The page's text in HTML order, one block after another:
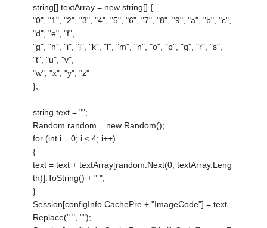
string[] textArray = new string[] {
"0", "1", "2", "3", "4", "5", "6", "7", "8", "9", "a", "b", "c",
"d", "e", "f",
"g", "h", "i", "j", "k", "l", "m", "n", "o", "p", "q", "r", "s",
"t", "u", "v",
"w", "x", "y", "z"
};
string text = "";
Random random = new Random();
for (int i = 0; i < 4; i++)
{
text = text + textArray[random.Next(0, textArray.Leng
th)].ToString() + " ";
}
Session[configInfo.CachePre + "ImageCode"] = text.
Replace(" ", "");